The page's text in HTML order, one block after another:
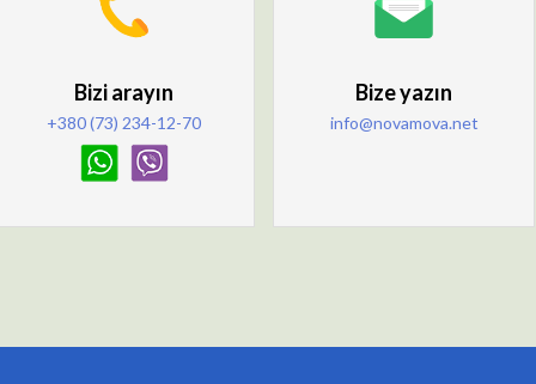
Bizi arayın
+380 (73) 234-12-70
Bize yazın
info@novamova.net